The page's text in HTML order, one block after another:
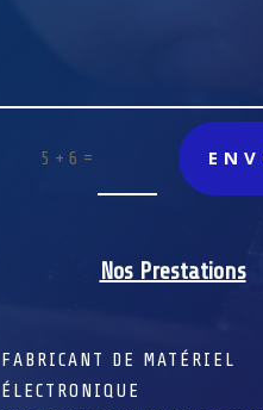
5 + 6 =
Nos Prestations
FABRICANT DE MATÉRIEL
ÉLECTRONIQUE